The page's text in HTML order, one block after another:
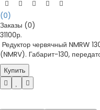
(0)
Заказы (0)
31100р.
Редуктор червячный NMRW
(NMRV). Габарит-130,
Купить